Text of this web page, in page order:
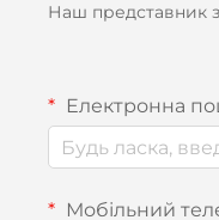
Наш представник
Електронна
Мобільний